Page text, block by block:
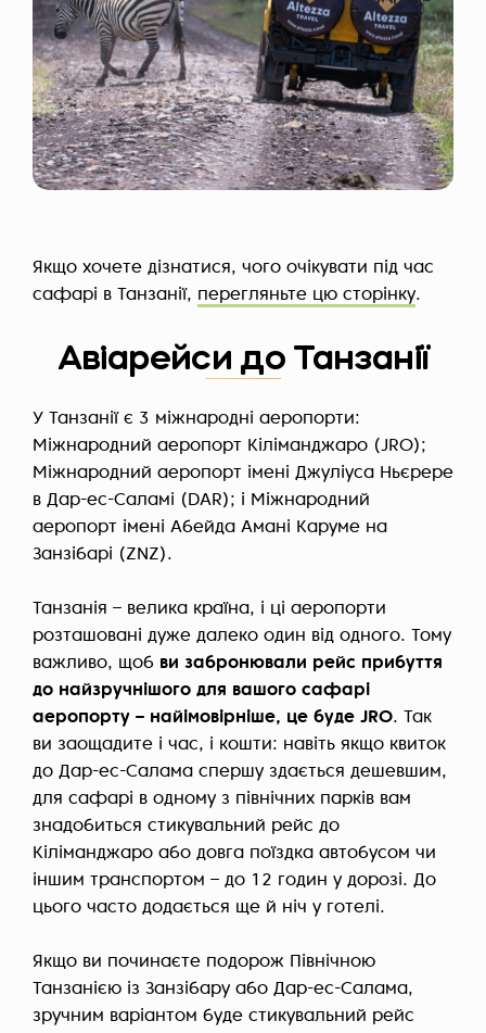
Якщо хочете дізнатися, чого очікувати під час
сафарі в Танзанії, перегляньте цю сторінку.
Авіарейси до Танзанії
У Танзанії є 3 міжнародні аеропорти:
Міжнародний аеропорт Кіліманджаро (JRO);
Міжнародний аеропорт імені Джуліуса Ньєрере
в Дар-ес-Саламі (DAR); і Міжнародний
аеропорт імені Абейда Амані Каруме на
Занзібарі (ZNZ).
Танзанія – велика країна, і ці аеропорти
розташовані дуже далеко один від одного. Тому
важливо, щоб ви забронювали рейс прибуття
до найзручнішого для вашого сафарі
аеропорту – найімовірніше, це буде JRO. Так
ви заощадите і час, і кошти: навіть якщо квиток
до Дар-ес-Салама спершу здається дешевшим,
для сафарі в одному з північних парків вам
знадобиться стикувальний рейс до
Кіліманджаро або довга поїздка автобусом чи
іншим транспортом – до 12 годин у дорозі. До
цього часто додається ще й ніч у готелі.
Якщо ви починаєте подорож Північною
Танзанією із Занзібару або Дар-ес-Салама,
зручним варіантом буде стикувальний рейс